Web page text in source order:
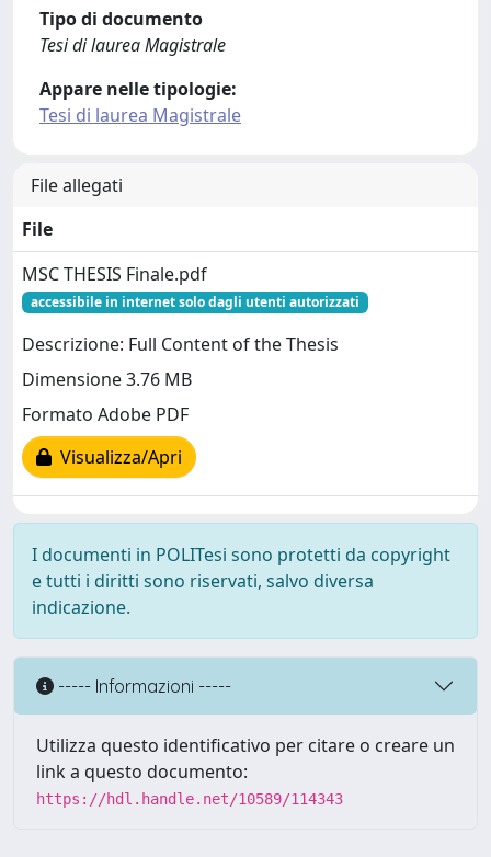
Tipo di documento
Tesi di laurea Magistrale
Appare nelle tipologie:
Tesi di laurea Magistrale
File allegati
File
MSC THESIS Finale.pdf
accessibile in internet solo dagli utenti autorizzati
Descrizione: Full Content of the Thesis
Dimensione 3.76 MB
Formato Adobe PDF
Visualizza/Apri
I documenti in POLITesi sono protetti da copyright
e tutti i diritti sono riservati, salvo diversa
indicazione.
----- Informazioni -----
Utilizza questo identificativo per citare o creare un
link a questo documento:
https://hdl.handle.net/10589/114343